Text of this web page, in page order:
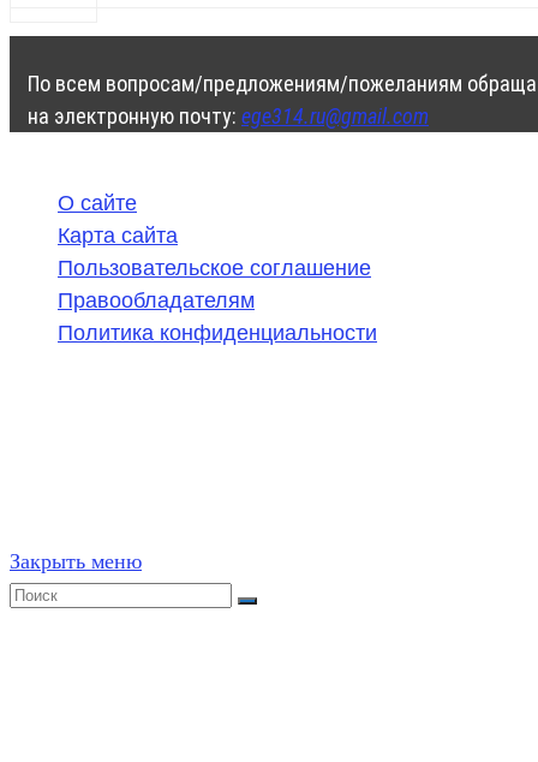
По всем вопросам/предложениям/пожеланиям
на электронную почту: ege314.ru@gmail.com
О сайте
Карта сайта
Пользовательское соглашение
Правообладателям
Политика конфиденциальности
Закрыть меню